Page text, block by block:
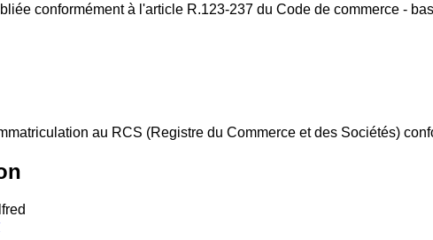
conformément à l'article R.123-237 du Code de commerce -
au RCS (Registre du Commerce et des Sociétés)